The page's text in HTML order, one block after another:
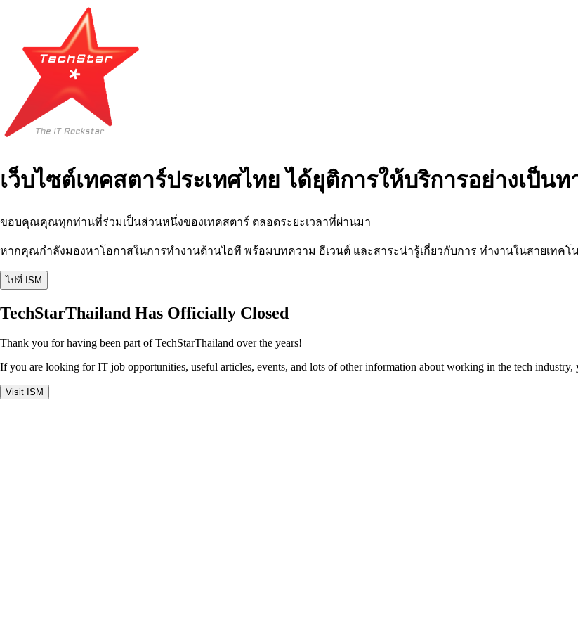
เว็บไซต์เทคสตาร์ประเทศไทย ได้ยุติการให้บริการอย่างเป็นท
ขอบคุณคุณทุกท่านที่ร่วมเป็นส่วนหนึ่งของเทคสตาร์ ตลอดระยะเวลาที่ผ่านมา
หากคุณกำลังมองหาโอกาสในการทำงานด้านไอที พร้อมบทความ อีเวนต์ และสาระน่ารู้เกี่ยวกับการ ทำงานในสายเทค
ไปที่ ISM
TechStarThailand Has Officially Closed
Thank you for having been part of TechStarThailand over the years!
If you are looking for IT job opportunities, useful articles, events, and lots of other information about working in the tech industry,
Visit ISM